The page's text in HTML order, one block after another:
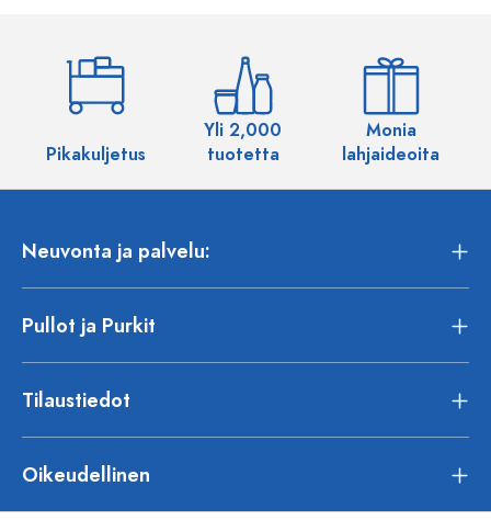
Pikakuljetus
Yli 2,000
tuotetta
Monia
lahjaideoita
Neuvonta ja palvelu:
Pullot ja Purkit
Tilaustiedot
Oikeudellinen